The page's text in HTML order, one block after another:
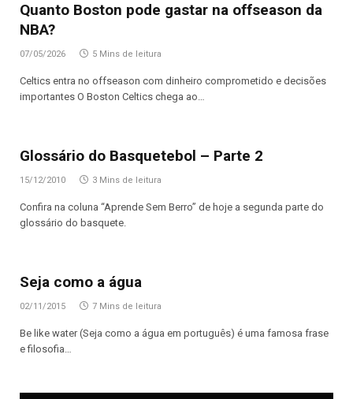
Quanto Boston pode gastar na offseason da
NBA?
07/05/2026 5 Mins de leitura
Celtics entra no offseason com dinheiro comprometido e decisões
importantes O Boston Celtics chega ao…
Glossário do Basquetebol – Parte 2
15/12/2010 3 Mins de leitura
Confira na coluna “Aprende Sem Berro” de hoje a segunda parte do
glossário do basquete.
Seja como a água
02/11/2015 7 Mins de leitura
Be like water (Seja como a água em português) é uma famosa frase
e filosofia…